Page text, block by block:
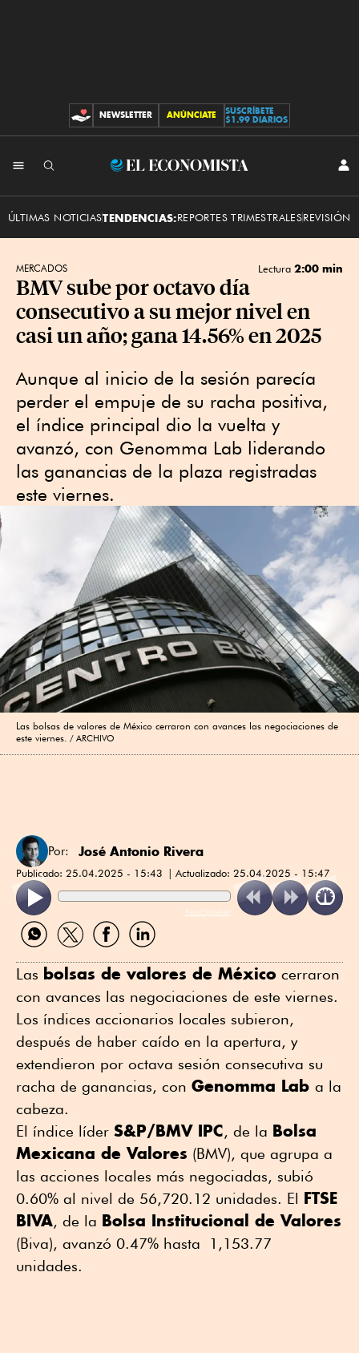
CONTRIBUCIONES
NEWSLETTER ANÚNCIATE
SUSCRÍBETE
$1.99 DIARIOS
El
ÚLTIMAS NOTICIASTENDENCIAS:REPORTES TRIMESTRALESREVISIÓN
MERCADOS Lectura 2:00 min
BMV sube por octavo día
consecutivo a su mejor nivel en
casi un año; gana 14.56% en 2025
Aunque al inicio de la sesión parecía
perder el empuje de su racha positiva,
el índice principal dio la vuelta y
avanzó, con Genomma Lab liderando
las ganancias de la plaza registradas
este viernes.
Las bolsas de valores de México cerraron con avances las negociaciones de
este viernes.
ARCHIVO
Por: José Antonio Rivera
Publicado: 25.04.2025 - 15:43 Actualizado: 25.04.2025 - 15:47
ReadSpeaker
Compartir
por
Compartir
por
Compartir
por
Compartir
por
Las bolsas de valores de México cerraron
con avances las negociaciones de este viernes.
Los índices accionarios locales subieron,
después de haber caído en la apertura, y
extendieron por octava sesión consecutiva su
racha de ganancias, con Genomma Lab a la
cabeza.
El índice líder S&P/BMV IPC, de la Bolsa
Mexicana de Valores (BMV), que agrupa a
las acciones locales más negociadas, subió
0.60% al nivel de 56,720.12 unidades. El FTSE
BIVA, de la Bolsa Institucional de Valores
(Biva), avanzó 0.47% hasta 1,153.77
unidades.